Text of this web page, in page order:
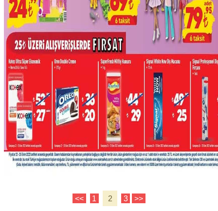
<< 1 2 3 >>